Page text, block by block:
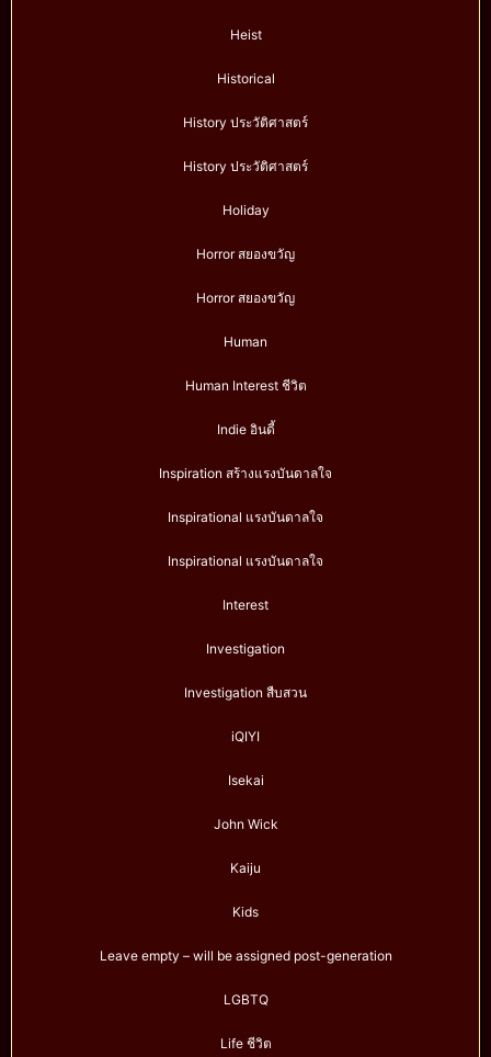
Heist
Historical
History ประวัติศาสตร์
History ประวัติศาสตร์
Holiday
Horror สยองขวัญ
Horror สยองขวัญ
Human
Human Interest ชีวิต
Indie อินดี้
Inspiration สร้างแรงบันดาลใจ
Inspirational แรงบันดาลใจ
Inspirational แรงบันดาลใจ
Interest
Investigation
Investigation สืบสวน
iQIYI
Isekai
John Wick
Kaiju
Kids
Leave empty – will be assigned post-generation
LGBTQ
Life ชีวิต